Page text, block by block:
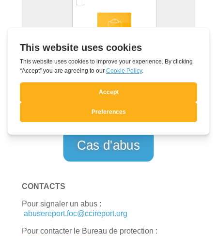
Rapport abus 2022
Cas d'abus
CONTACTS
Pour signaler un abus :
abusereport.foc@ccireport.org
Pour contacter le Bureau de protection :